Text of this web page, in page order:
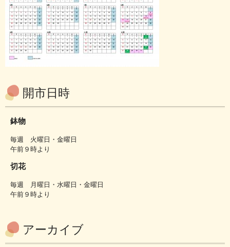
開市日時
鉢物
毎週 火曜日・金曜日
午前９時より
切花
毎週 月曜日・水曜日・金曜日
午前９時より
アーカイブ